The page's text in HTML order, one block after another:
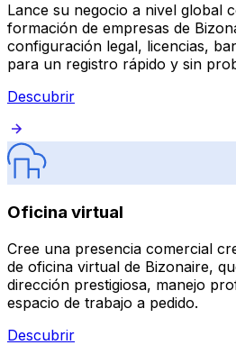
Lance su negocio a nivel global
formación de empresas de
configuración legal, licencias,
para un registro rápido y sin
Descubrir
Oficina virtual
Cree una presencia comercial
de oficina virtual de Bizonaire,
dirección prestigiosa, manejo
espacio de trabajo a pedido.
Descubrir